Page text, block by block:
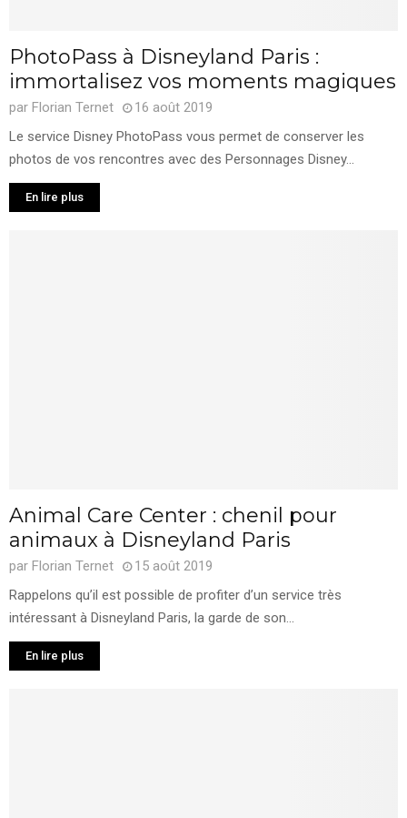
PhotoPass à Disneyland Paris :
immortalisez vos moments magiques
par Florian Ternet
16 août 2019
Le service Disney PhotoPass vous permet de conserver les
photos de vos rencontres avec des Personnages Disney...
En lire plus
Animal Care Center : chenil pour
animaux à Disneyland Paris
par Florian Ternet
15 août 2019
Rappelons qu’il est possible de profiter d’un service très
intéressant à Disneyland Paris, la garde de son...
En lire plus